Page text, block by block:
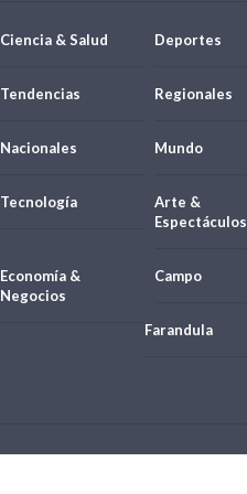
Ciencia & Salud Deportes
Tendencias Regionales
Nacionales Mundo
Tecnología
Arte &
Espectáculos
Economía &
Negocios
Campo
Farandula